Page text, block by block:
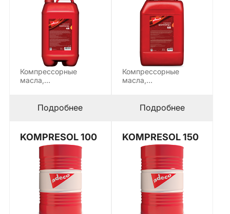
Компрессорные
масла,
роторных воздушных
компрессоров…
Подробнее
Компрессорные
масла,
роторных воздушных
компрессоров…
Подробнее
KOMPRESOL 100 KOMPRESOL 150